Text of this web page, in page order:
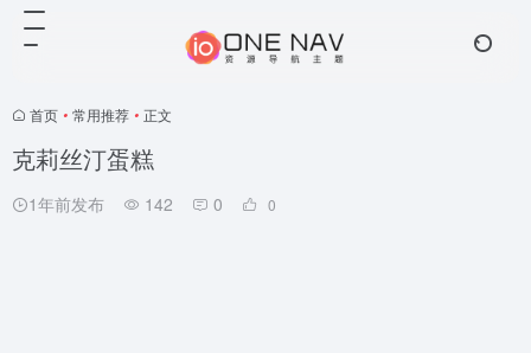
首页 • 常用推荐 • 正文
克莉丝汀蛋糕
1年前发布 142 0 0